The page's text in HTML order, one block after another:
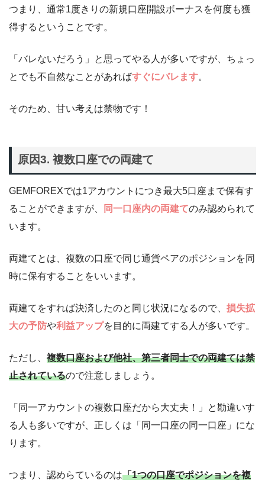
つまり、通常1度きりの新規口座開設ボーナスを何度も獲
得するということです。
「バレないだろう」と思ってやる人が多いですが、ちょっ
とでも不自然なことがあればすぐにバレます。
そのため、甘い考えは禁物です！
原因3. 複数口座での両建て
GEMFOREXでは1アカウントにつき最大5口座まで保有す
ることができますが、
同一口座内の両建てのみ認められて
います。
両建てとは、複数の口座で同じ通貨ペアのポジションを同
時に保有することをいいます。
両建てをすれば決済したのと同じ状況になるので、 損失拡
大の予防や利益アップを目的に両建てする人が多いです。
ただし、 複数口座および他社、第三者同士での両建ては禁
止されているので注意しましょう。
「同一アカウントの複数口座だから大丈夫！」と勘違いす
る人も多いですが、正しくは「同一口座の同一口座」にな
ります。
つまり、認めらているのは「1つの口座でポジションを複